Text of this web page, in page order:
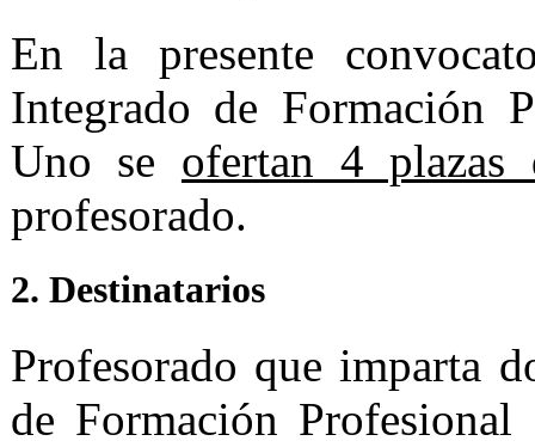
En la presente
Integrado de Formación
Uno se ofertan 4 plazas
profesorado.
2. Destinatarios
Profesorado que imparta
de Formación